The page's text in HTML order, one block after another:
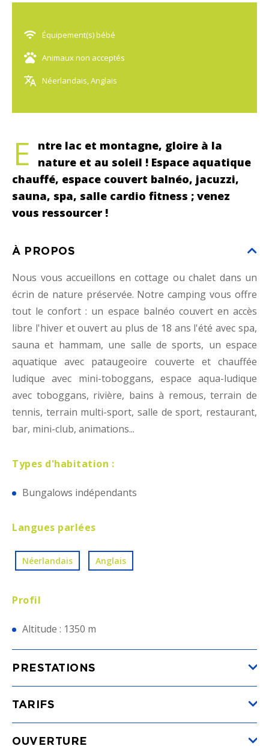
Équipement(s) bébé
Animaux non acceptés
Néerlandais, Anglais
E
ntre lac et montagne, gloire à la
nature et au soleil ! Espace aquatique
chauffé, espace couvert balnéo, jacuzzi,
sauna, spa, salle cardio fitness ; venez
vous ressourcer !
À PROPOS
Nous vous accueillons en cottage ou chalet dans un
écrin de nature préservée. Notre camping vous offre
tout le confort : un espace balnéo couvert en accès
libre l'hiver et ouvert au plus de 18 ans l'été avec spa,
sauna et hammam, une salle de sports, un espace
aquatique avec pataugeoire couverte et chauffée
ludique avec mini-toboggans, espace aqua-ludique
avec toboggans, rivière, bains à remous, terrain de
tennis, terrain multi-sport, salle de sport, restaurant,
bar, mini-club, animations...
Types d'habitation :
Bungalows indépendants
Langues parlées
Néerlandais Anglais
Profil
Altitude : 1350 m
PRESTATIONS
TARIFS
Week-end(du 20/12/2025 au 30/08/2026)
OUVERTURE